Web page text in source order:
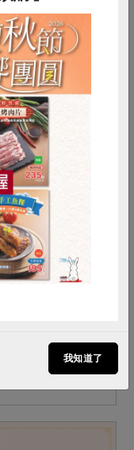
意的好禮？
味糕點 及 創意
傳遞濃濃心
土地的愛、以
人的力量。 近
減硝酸鹽
我知道了